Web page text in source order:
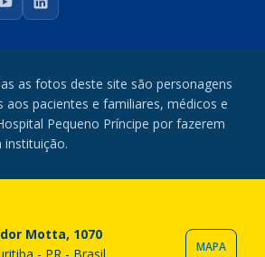
YouTubeLinkedIn
as fotos deste site são personagens
aos pacientes e familiares, médicos e
Pequeno Príncipe por fazerem
instituição.
Motta, 1070
MAPA